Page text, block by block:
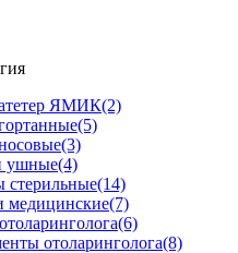
ЯМИК(2)
(5)
(3)
ушные(4)
стерильные(14)
медицинские(7)
(6)
отоларинголога(8)